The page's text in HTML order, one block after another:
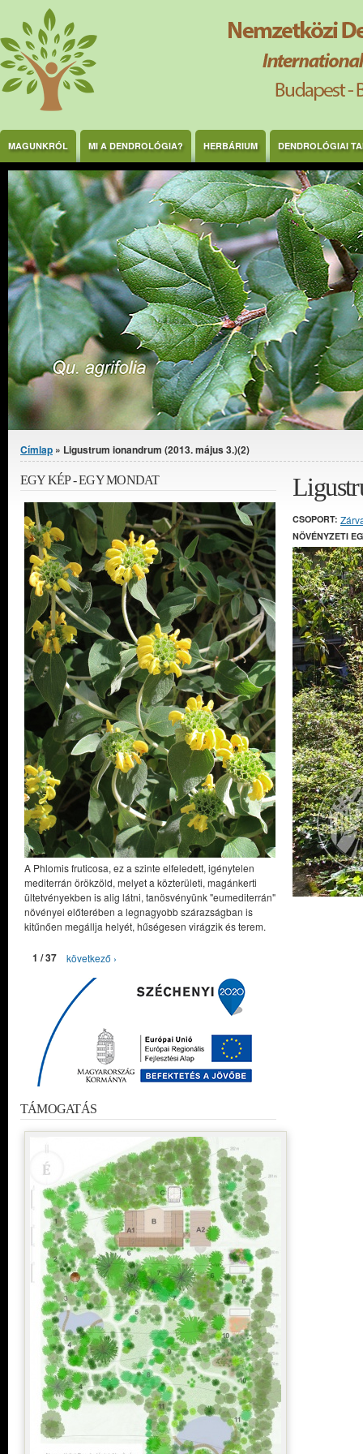
Ugrás a tartalomra
MAGUNKRÓL MI A DENDROLÓGIA? HERBÁRIUM DENDROLÓGIAI
Jelenlegi hely
Címlap » Ligustrum ionandrum (2013. május 3.)(2)
CSOPORT:
NÖVÉNYZETI
EGY KÉP - EGY MONDAT
A Phlomis fruticosa, ez a szinte elfeledett, igénytelen
mediterrán örökzöld, melyet a közterületi, magánkerti
ültetvényekben is alig látni, tanösvényünk "eumediterrán"
növényei előterében a legnagyobb szárazságban is
kitűnően megállja helyét, hűségesen virágzik és terem.
1 / 37 következő ›
TÁMOGATÁS